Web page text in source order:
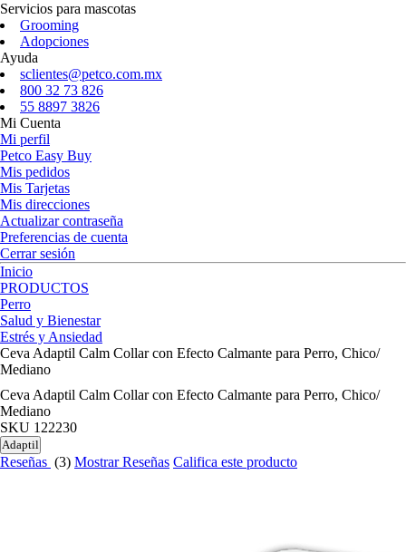
Servicios para mascotas
Grooming
Adopciones
Ayuda
sclientes@petco.com.mx
800 32 73 826
55 8897 3826
Mi Cuenta
Mi perfil
Petco Easy Buy
Mis pedidos
Mis Tarjetas
Mis direcciones
Actualizar contraseña
Preferencias de cuenta
Cerrar sesión
Inicio
PRODUCTOS
Perro
Salud y Bienestar
Estrés y Ansiedad
Ceva Adaptil Calm Collar con Efecto Calmante para Perro, Chico/
Mediano
Ceva Adaptil Calm Collar con Efecto Calmante para Perro, Chico/
Mediano
SKU 122230
Adaptil
Reseñas (3) Mostrar Reseñas Califica este producto